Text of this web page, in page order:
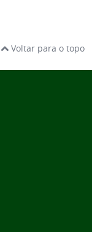
Voltar para o topo